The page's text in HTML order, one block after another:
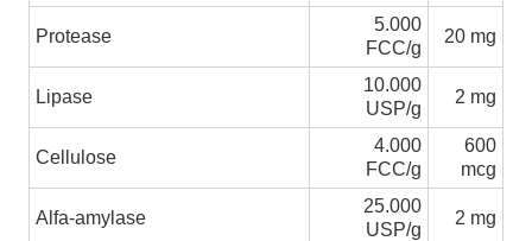
Protease
5.000
FCC/g
20 mg
Lipase
10.000
USP/g
2 mg
Cellulose
4.000
FCC/g
600
mcg
Alfa-amylase
25.000
USP/g
2 mg